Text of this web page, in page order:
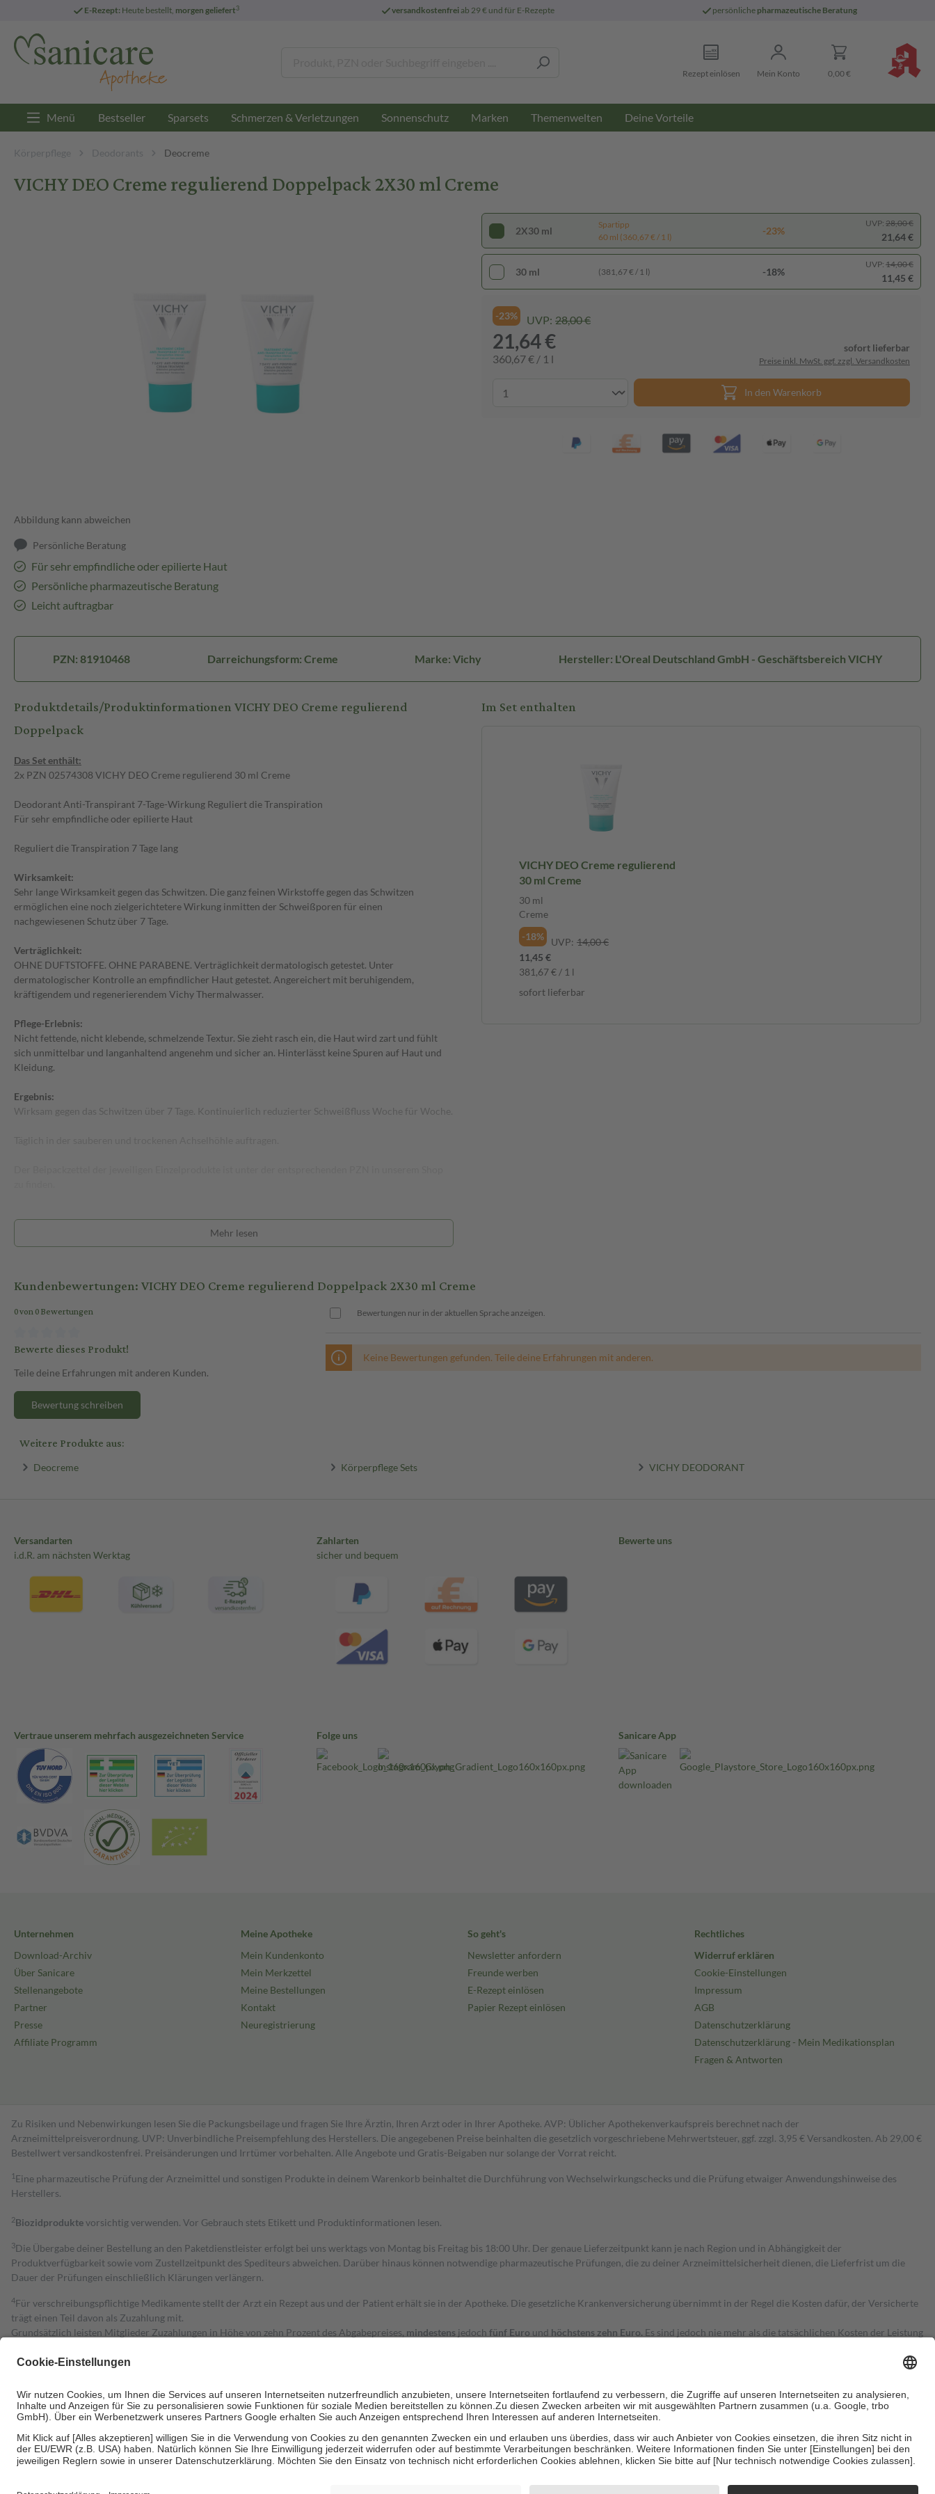
E-Rezept: Heute bestellt, morgen geliefert3 versandkostenfreiab 29 € und für E-Rezepte persönliche pharmazeutische Beratung
Rezept einlösen Mein Konto 0,00 €
Menü Bestseller Sparsets Schmerzen & Verletzungen Sonnenschutz Marken Themenwelten Deine Vorteile
Körperpflege Deodorants Deocreme
VICHY DEO Creme regulierend Doppelpack 2X30 ml Creme
Abbildung kann abweichen
Persönliche Beratung
Für sehr empfindliche oder epilierte Haut
Persönliche pharmazeutische Beratung
Leicht auftragbar
2X30 ml
Spartipp
60 ml (360,67 € / 1 l)
-23%
UVP: 28,00 €
21,64 €
30 ml (381,67 € / 1 l) -18%
UVP: 14,00 €
11,45 €
-23% UVP: 28,00 €
21,64 €
360,67 € / 1 l
sofort lieferbar
Preise inkl. MwSt. ggf. zzgl. Versandkosten
In den Warenkorb
PZN: 81910468 Darreichungsform: Creme Marke: Vichy Hersteller: L'Oreal Deutschland GmbH - Geschäftsbereich VICHY
Produktdetails/Produktinformationen VICHY DEO Creme regulierend
Doppelpack
Das Set enthält:
2x PZN 02574308 VICHY DEO Creme regulierend 30 ml Creme
Deodorant Anti-Transpirant 7-Tage-Wirkung Reguliert die Transpiration
Für sehr empfindliche oder epilierte Haut
Reguliert die Transpiration 7 Tage lang
Wirksamkeit:
Sehr lange Wirksamkeit gegen das Schwitzen. Die ganz feinen Wirkstoffe gegen das Schwitzen
ermöglichen eine noch zielgerichtetere Wirkung inmitten der Schweißporen für einen
nachgewiesenen Schutz über 7 Tage.
Verträglichkeit:
OHNE DUFTSTOFFE. OHNE PARABENE. Verträglichkeit dermatologisch getestet. Unter
dermatologischer Kontrolle an empfindlicher Haut getestet. Angereichert mit beruhigendem,
kräftigendem und regenerierendem Vichy Thermalwasser.
Pflege-Erlebnis:
Nicht fettende, nicht klebende, schmelzende Textur. Sie zieht rasch ein, die Haut wird zart und fühlt
sich unmittelbar und langanhaltend angenehm und sicher an. Hinterlässt keine Spuren auf Haut und
Kleidung.
Ergebnis:
Wirksam gegen das Schwitzen über 7 Tage. Kontinuierlich reduzierter Schweißfluss Woche für Woche.
Mehr lesen
Im Set enthalten
VICHY DEO Creme regulierend
30 ml Creme
30 ml
Creme
-18%
UVP: 14,00 €
11,45 €
381,67 € / 1 l
sofort lieferbar
Kundenbewertungen: VICHY DEO Creme regulierend Doppelpack 2X30 ml Creme
0 von 0 Bewertungen
Bewerte dieses Produkt!
Teile deine Erfahrungen mit anderen Kunden.
Bewertung schreiben
Bewertungen nur in der aktuellen Sprache anzeigen.
Keine Bewertungen gefunden. Teile deine Erfahrungen mit anderen.
Weitere Produkte aus:
Deocreme Körperpflege Sets VICHY DEODORANT
Versandarten
i.d.R. am nächsten Werktag
Zahlarten
sicher und bequem
Bewerte uns
Vertraue unserem mehrfach ausgezeichneten Service Folge uns Sanicare App
Unternehmen
Download-Archiv
Über Sanicare
Stellenangebote
Partner
Presse
Affiliate Programm
Meine Apotheke
Mein Kundenkonto
Mein Merkzettel
Meine Bestellungen
Kontakt
Neuregistrierung
So geht's
Newsletter anfordern
Freunde werben
E-Rezept einlösen
Papier Rezept einlösen
Rechtliches
Widerruf erklären
Cookie-Einstellungen
Impressum
AGB
Datenschutzerklärung
Datenschutzerklärung - Mein Medikationsplan
Fragen & Antworten
Zu Risiken und Nebenwirkungen lesen Sie die Packungsbeilage und fragen Sie Ihre Ärztin, Ihren Arzt oder in Ihrer Apotheke. AVP: Üblicher Apothekenverkaufspreis berechnet nach der
Arzneimittelpreisverordnung. UVP: Unverbindliche Preisempfehlung des Herstellers. Die angegebenen Preise beinhalten die gesetzlich vorgeschriebene Mehrwertsteuer, ggf. zzgl. 3,95 € Versandkosten. Ab 29,00 €
Bestell­wert versand­kosten­frei. Preisänderungen und Irrtümer vorbehalten. Alle Angebote und Gratis-Beigaben nur solange der Vorrat reicht.
1 Eine pharmazeutische Prüfung der Arzneimittel und sonstigen Produkte in deinem Warenkorb beinhaltet die Durchführung von Wechselwirkungschecks und die Prüfung etwaiger Anwendungshinweise des
Herstellers.
2Biozidproduktevorsichtig verwenden. Vor Gebrauch stets Etikett und Produktinformationen lesen.
3Die Übergabe deiner Bestellung an den Paketdienstleister erfolgt bei uns werktags von Montag bis Freitag bis 18:00 Uhr. Der genaue Lieferzeitpunkt kann je nach Region und in Abhängigkeit der
Produktverfügbarkeit sowie vom Zustellzeitpunkt des Spediteurs abweichen. Darüber hinaus können notwendige pharmazeutische Prüfungen, die zu deiner Arzneimittelsicherheit dienen, die Lieferfrist um die
Dauer der Prüfungen einschließlich Klärungen verlängern.
4Für verschreibungspflichtige Medikamente stellt der Arzt ein Rezept aus und der Patient erhält sie in der Apotheke. Die gesetzliche Krankenversicherung übernimmt in der Regel die Kosten dafür, der Versicherte
trägt einen Teil davon als Zuzahlung mit.
Grundsätzlich leisten Mitglieder Zuzahlungen in Höhe von zehn Prozent des Abgabepreises, mindestens jedoch fünf Euro und höchstens zehn Euro. Es sind jedoch nie mehr als die tatsächlichen Kosten der Leistung
Diese Regeln gelten grundsätzlich auch für Online-Apotheken.
Um das Engagement der Versicherten für ihre eigene Gesundheit zu stärken und die besondere Stellung der Familie zu unterstützen, fallenkeine Zuzahlungen an bei:
• Kindern und Jugendlichen bis zum vollendeten 18. Lebensjahr mit Ausnahme der Fahrkosten
• Untersuchungen zur Vorsorge und Früherkennung, die von der GKV getragen werden
• empfohlenen Schutzimpfungen
• Harn- und Blutteststreifen
Informationen findest du hier: https://help.etrusted.com/hc/de/articles/4419944605341